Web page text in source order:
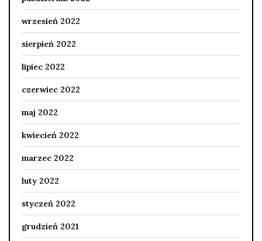
wrzesień 2022
sierpień 2022
lipiec 2022
czerwiec 2022
maj 2022
kwiecień 2022
marzec 2022
luty 2022
styczeń 2022
grudzień 2021